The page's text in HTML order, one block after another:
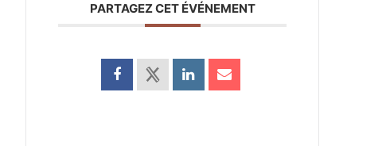
PARTAGEZ CET ÉVÉNEMENT